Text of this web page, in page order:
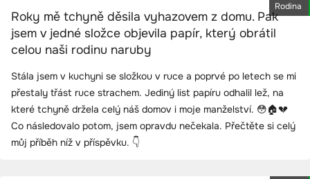
Rodina
Roky mě tchyně děsila vyhazovem z domu. Pak
jsem v jedné složce objevila papír, který obrátil
celou naši rodinu naruby
Stála jsem v kuchyni se složkou v ruce a poprvé po letech se mi
přestaly třást ruce strachem. Jediný list papíru odhalil lež, na
které tchyně držela celý náš domov i moje manželství. 😳🏠💔
Co následovalo potom, jsem opravdu nečekala. Přečtěte si celý
můj příběh níž v příspěvku. 👇